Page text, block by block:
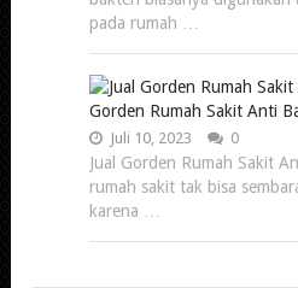
pada rumah …
Gorden Rumah Sakit Anti
Juli 10, 2023 0
Jual Gorden Rumah Sakit
rumah sakit tak bisa
karena …